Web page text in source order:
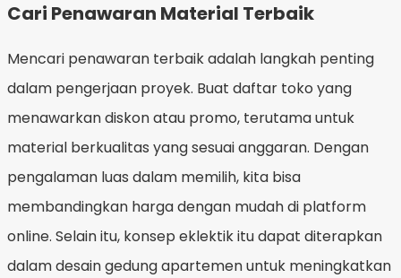
Cari Penawaran Material Terbaik
Mencari penawaran terbaik adalah langkah penting
dalam pengerjaan proyek. Buat daftar toko yang
menawarkan diskon atau promo, terutama untuk
material berkualitas yang sesuai anggaran. Dengan
pengalaman luas dalam memilih, kita bisa
membandingkan harga dengan mudah di platform
online. Selain itu, konsep eklektik itu dapat diterapkan
dalam desain gedung apartemen untuk meningkatkan